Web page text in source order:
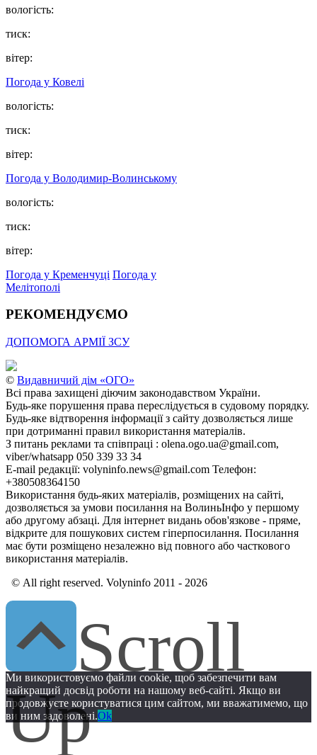
вологість:
тиск:
вітер:
Погода у Ковелі
вологість:
тиск:
вітер:
Погода у Володимир-Волинському
вологість:
тиск:
вітер:
Погода у Кременчуці Погода у
Мелітополі
РЕКОМЕНДУЄМО
ДОПОМОГА АРМІЇ ЗСУ
© Видавничий дім «ОГО»
Всі права захищені діючим законодавством України.
Будь-яке порушення права переслідується в судовому порядку.
Будь-яке відтворення інформації з сайту дозволяється лише
при дотриманні правил використання матеріалів.
З питань реклами та співпраці : olena.ogo.ua@gmail.com,
viber/whatsapp 050 339 33 34
E-mail редакції: volyninfo.news@gmail.com Телефон:
+380508364150
Використання будь-яких матеріалів, розміщених на сайті,
дозволяється за умови посилання на ВолиньІнфо у першому
або другому абзаці. Для інтернет видань обов'язкове - пряме,
відкрите для пошукових систем гіперпосилання. Посилання
має бути розміщено незалежно від повного або часткового
використання матеріалів.
© All right reserved. Volyninfo 2011 - 2026
Scroll
Up
Ми використовуємо файли cookie, щоб забезпечити вам
найкращий досвід роботи на нашому веб-сайті. Якщо ви
продовжуєте користуватися цим сайтом, ми вважатимемо, що
ви ним задоволені.Ok